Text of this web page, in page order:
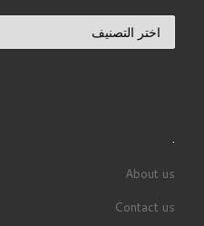
.
About us
Contact us